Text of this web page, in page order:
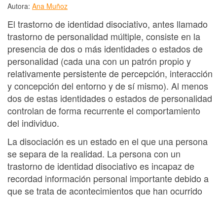
Autora: Ana Muñoz
El trastorno de identidad disociativo, antes llamado
trastorno de personalidad múltiple, consiste en la
presencia de dos o más identidades o estados de
personalidad (cada una con un patrón propio y
relativamente persistente de percepción, interacción
y concepción del entorno y de sí mismo). Al menos
dos de estas identidades o estados de personalidad
controlan de forma recurrente el comportamiento
del individuo.
La disociación es un estado en el que una persona
se separa de la realidad. La persona con un
trastorno de identidad disociativo es incapaz de
recordad información personal importante debido a
que se trata de acontecimientos que han ocurrido